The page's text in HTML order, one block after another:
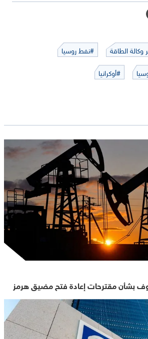
وكالة الطاقة
#نفط روسيا
#أوكرانيا
بشأن مقترحات إعادة فتح مضيق هرمز